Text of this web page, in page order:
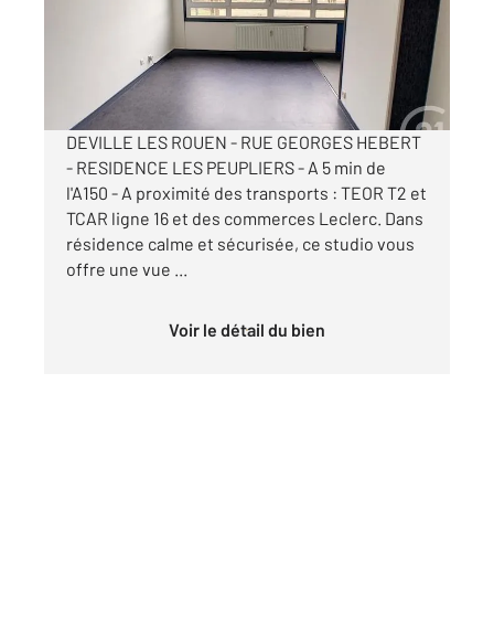
Appartement F1 à louer
490 €
par mois charges comprises
DEVILLE LES ROUEN - RUE GEORGES HEBERT
- RESIDENCE LES PEUPLIERS - A 5 min de
l'A150 - A proximité des transports : TEOR T2 et
TCAR ligne 16 et des commerces Leclerc. Dans
résidence calme et sécurisée, ce studio vous
offre une vue ...
Voir le détail du bien